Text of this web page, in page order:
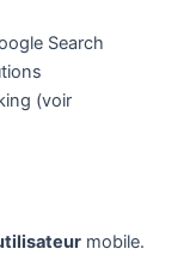
Search
(voir
mobile.